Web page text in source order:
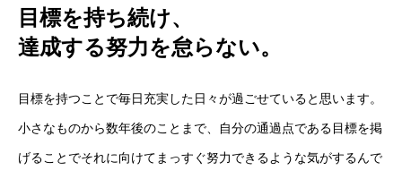
目標を持ち続け、
達成する努力を怠らない。
目標を持つことで毎日充実した日々が過ごせていると思います。
小さなものから数年後のことまで、自分の通過点である目標を掲
げることでそれに向けてまっすぐ努力できるような気がするんで